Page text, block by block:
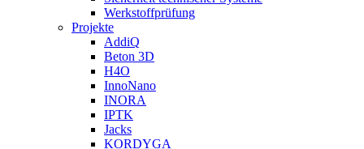
Werkstoffprüfung
Projekte
AddiQ
Beton 3D
H4O
InnoNano
INORA
IPTK
Jacks
KORDYGA